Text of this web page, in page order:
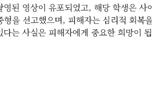
된 영상이 유포되었고, 해당 학생은 사
을 선고했으며, 피해자는 심리적 회복
는 사실은 피해자에게 중요한 희망이